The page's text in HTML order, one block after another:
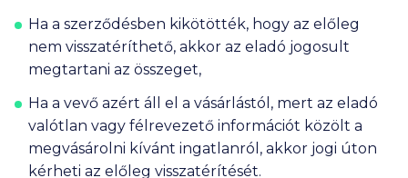
Ha a szerződésben kikötötték, hogy az előleg
nem visszatéríthető, akkor az eladó jogosult
megtartani az összeget,
Ha a vevő azért áll el a vásárlástól, mert az eladó
valótlan vagy félrevezető információt közölt a
megvásárolni kívánt ingatlanról, akkor jogi úton
kérheti az előleg visszatérítését.